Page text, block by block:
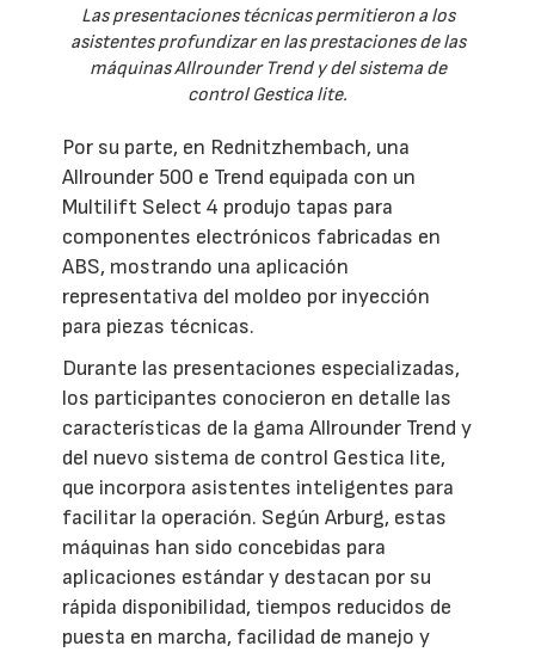
Las presentaciones técnicas permitieron a los
asistentes profundizar en las prestaciones de las
máquinas Allrounder Trend y del sistema de
control Gestica lite.
Por su parte, en Rednitzhembach, una
Allrounder 500 e Trend equipada con un
Multilift Select 4 produjo tapas para
componentes electrónicos fabricadas en
ABS, mostrando una aplicación
representativa del moldeo por inyección
para piezas técnicas.
Durante las presentaciones especializadas,
los participantes conocieron en detalle las
características de la gama Allrounder Trend y
del nuevo sistema de control Gestica lite,
que incorpora asistentes inteligentes para
facilitar la operación. Según Arburg, estas
máquinas han sido concebidas para
aplicaciones estándar y destacan por su
rápida disponibilidad, tiempos reducidos de
puesta en marcha, facilidad de manejo y